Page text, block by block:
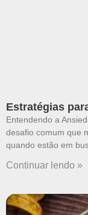
Estratégias
Entendendo a
desafio comum que
quando estão em
Continuar lendo »